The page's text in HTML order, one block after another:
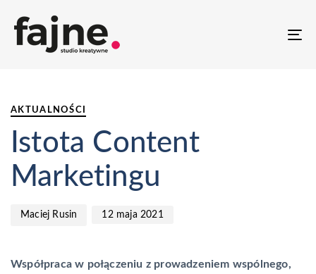
AKTUALNOŚCI
Istota Content
Marketingu
Maciej Rusin 12 maja 2021
Współpraca w połączeniu z prowadzeniem wspólnego,